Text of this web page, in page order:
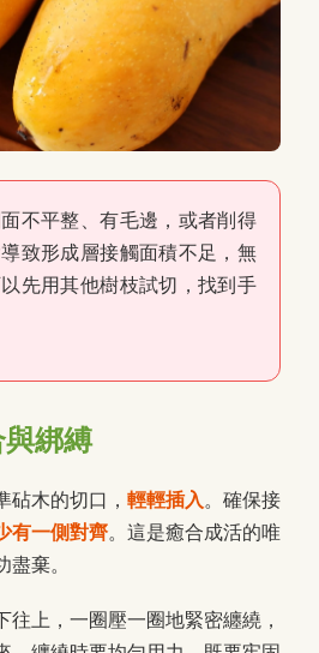
不平整、有毛邊，或者削得
致形成層接觸面積不足，無
先用其他樹枝試切，找到手
綁縛
砧木的切口， 輕輕插入 。確保接
有一側對齊。這是癒合成活的唯
棄。
往上，一圈壓一圈地緊密纏繞，